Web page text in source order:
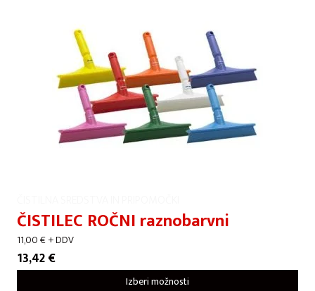
ČISTILEC ROČNI raznobarvni
11,00€+ DDV
13,42€
Izberi možnosti